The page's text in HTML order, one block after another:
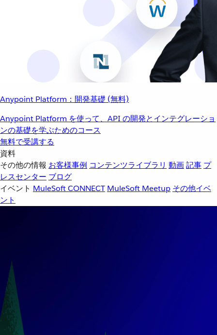
Anypoint Platform：開発基礎 (無料)
Anypoint Platform を使って、API の開発とインテグレーショ
ンの基礎を学ぶためのコース
無料で受講する
資料
その他の情報 お客様事例 コンテンツライブラリ 動画記事 プ
レスセンター ブログ
イベント MuleSoft CONNECT MuleSoft Meetup その他イベ
ント